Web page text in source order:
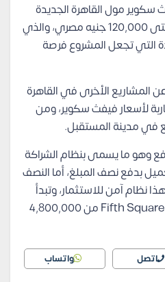
مول القاهرة الجديدة
من 80,000 جنيه مصري وحتى 120,000 جنيه مصري، والذي
التي تجعل المشروع فرصة
المشاريع الأخرى في القاهرة
لأسعار فيفث سكوير، ومن
في مدينة المستقبل.
وهو ما يسمى بنظام الشراكة
بدفع نصف المبلغ، أما النصف
نظام آمن للاستثمار، وتبدأ
الأسعار داخل Fifth Square New capital من 4,800,000
اتصل واتساب